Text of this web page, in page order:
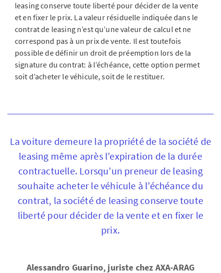
leasing conserve toute liberté pour décider de la vente
et en fixer le prix. La valeur résiduelle indiquée dans le
contrat de leasing n’est qu’une valeur de calcul et ne
correspond pas à un prix de vente. Il est toutefois
possible de définir un droit de préemption lors de la
signature du contrat: à l’échéance, cette option permet
soit d’acheter le véhicule, soit de le restituer.
La voiture demeure la propriété de la société de
leasing même après l’expiration de la durée
contractuelle. Lorsqu’un preneur de leasing
souhaite acheter le véhicule à l’échéance du
contrat, la société de leasing conserve toute
liberté pour décider de la vente et en fixer le
prix.
Alessandro Guarino, juriste chez AXA-ARAG